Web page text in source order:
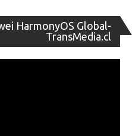
HarmonyOS Global-
TransMedia.cl
de